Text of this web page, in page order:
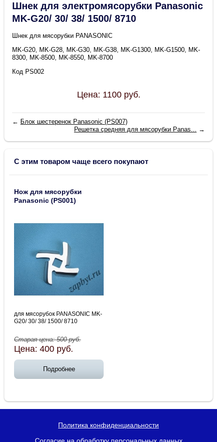
Шнек для электромясорубки Panasonic
MK-G20/ 30/ 38/ 1500/ 8710
Шнек для мясорубки PANASONIC
MK-G20, MK-G28, MK-G30, MK-G38, MK-G1300, MK-G1500, MK-
8300, MK-8500, MK-8550, MK-8700
Код PS002
Цена: 1100руб.
← Блок шестеренок Panasonic (PS007)
Решетка средняя для мясорубки Panas... →
С этим товаром чаще всего покупают
Нож для мясорубки
Panasonic (PS001)
для мясорубок PANASONIC MK-
G20/ 30/ 38/ 1500/ 8710
Старая цена:500руб.
Цена:400 руб.
Подробнее
Политика конфиденциальности
Согласие на обработку персональных данных